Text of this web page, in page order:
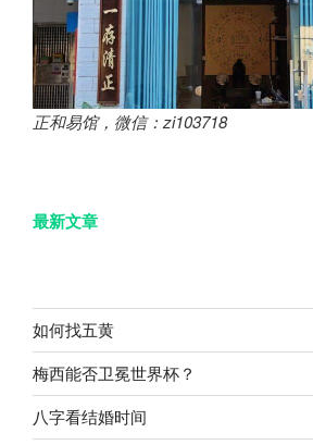
正和易馆，微信：zi103718
最新文章
如何找五黄
梅西能否卫冕世界杯？
八字看结婚时间